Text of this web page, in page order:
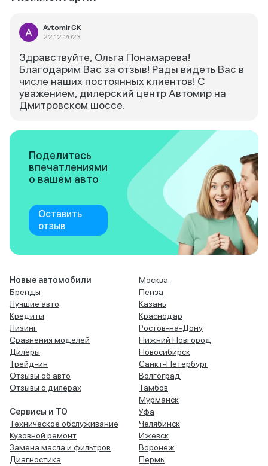
Avtomir GK
22.12.2023
Здравствуйте, Ольга Понамарева!
Благодарим Вас за отзыв! Рады видеть Вас в
числе наших постоянных клиентов! С
уважением, дилерский центр Автомир на
Дмитровском шоссе.
Поделитесь
впечатлениями
о вашем авто
Оставить
отзыв
Новые автомобили
Бренды
Лучшие авто
Кредиты
Лизинг
Сравнения моделей
Дилеры
Трейд-ин
Отзывы об авто
Отзывы о дилерах
Сервисы и ТО
Техническое обслуживание
Кузовной ремонт
Замена масла и фильтров
Диагностика
Москва
Пенза
Казань
Краснодар
Ростов-на-Дону
Нижний Новгород
Новосибирск
Санкт-Петербург
Волгоград
Тамбов
Мурманск
Уфа
Челябинск
Ижевск
Воронеж
Пермь